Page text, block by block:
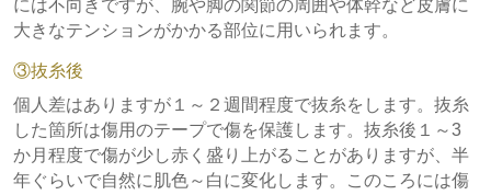
には不向きですが、腕や脚の関節の周囲や体幹など皮膚に
大きなテンションがかかる部位に用いられます。
③抜糸後
個人差はありますが１～２週間程度で抜糸をします。抜糸
した箇所は傷用のテープで傷を保護します。抜糸後１～3
か月程度で傷が少し赤く盛り上がることがありますが、半
年ぐらいで自然に肌色～白に変化します。このころには傷